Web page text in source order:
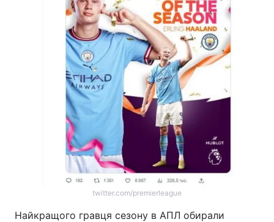
twitter.com/premierleague
Найкращого гравця сезону в АПЛ обирали